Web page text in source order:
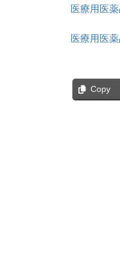
医療用医
医療用医
Copy